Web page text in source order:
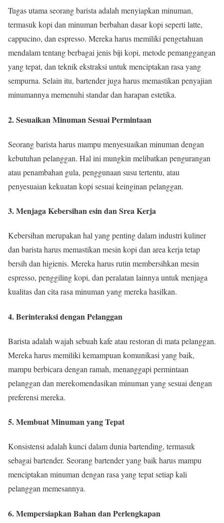
Tugas utama seorang barista adalah menyiapkan minuman,
termasuk kopi dan minuman berbahan dasar kopi seperti latte,
cappucino, dan espresso. Mereka harus memiliki pengetahuan
mendalam tentang berbagai jenis biji kopi, metode pemanggangan
yang tepat, dan teknik ekstraksi untuk menciptakan rasa yang
sempurna. Selain itu, bartender juga harus memastikan penyajian
minumannya memenuhi standar dan harapan estetika.
2. Sesuaikan Minuman Sesuai Permintaan
Seorang barista harus mampu menyesuaikan minuman dengan
kebutuhan pelanggan. Hal ini mungkin melibatkan pengurangan
atau penambahan gula, penggunaan susu tertentu, atau
penyesuaian kekuatan kopi sesuai keinginan pelanggan.
3. Menjaga Kebersihan esin dan Srea Kerja
Kebersihan merupakan hal yang penting dalam industri kuliner
dan barista harus memastikan mesin kopi dan area kerja tetap
bersih dan higienis. Mereka harus rutin membersihkan mesin
espresso, penggiling kopi, dan peralatan lainnya untuk menjaga
kualitas dan cita rasa minuman yang mereka hasilkan.
4. Berinteraksi dengan Pelanggan
Barista adalah wajah sebuah kafe atau restoran di mata pelanggan.
Mereka harus memiliki kemampuan komunikasi yang baik,
mampu berbicara dengan ramah, menanggapi permintaan
pelanggan dan merekomendasikan minuman yang sesuai dengan
preferensi mereka.
5. Membuat Minuman yang Tepat
Konsistensi adalah kunci dalam dunia bartending, termasuk
sebagai bartender. Seorang bartender yang baik harus mampu
menciptakan minuman dengan rasa yang tepat setiap kali
pelanggan memesannya.
6. Mempersiapkan Bahan dan Perlengkapan